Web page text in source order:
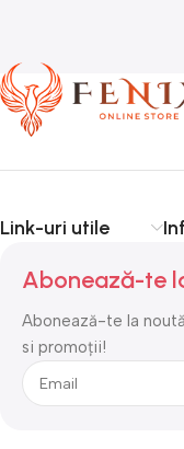
Link-uri utile
Abonează-te
Abonează-te la
si promoții!